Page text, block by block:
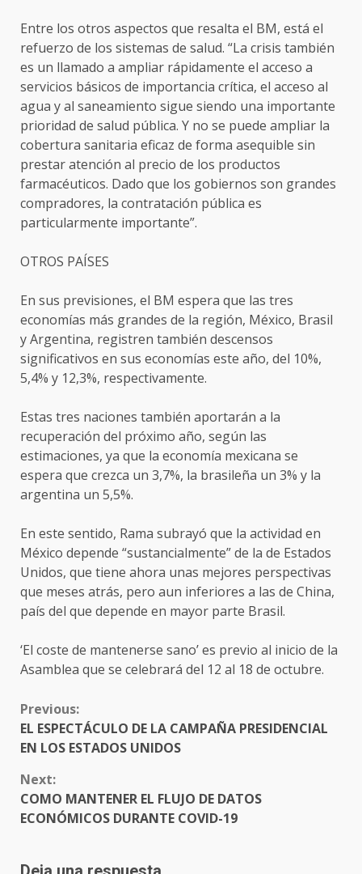
Entre los otros aspectos que resalta el BM, está el
refuerzo de los sistemas de salud. “La crisis también
es un llamado a ampliar rápidamente el acceso a
servicios básicos de importancia crítica, el acceso al
agua y al saneamiento sigue siendo una importante
prioridad de salud pública. Y no se puede ampliar la
cobertura sanitaria eficaz de forma asequible sin
prestar atención al precio de los productos
farmacéuticos. Dado que los gobiernos son grandes
compradores, la contratación pública es
particularmente importante”.
OTROS PAÍSES
En sus previsiones, el BM espera que las tres
economías más grandes de la región, México, Brasil
y Argentina, registren también descensos
significativos en sus economías este año, del 10%,
5,4% y 12,3%, respectivamente.
Estas tres naciones también aportarán a la
recuperación del próximo año, según las
estimaciones, ya que la economía mexicana se
espera que crezca un 3,7%, la brasileña un 3% y la
argentina un 5,5%.
En este sentido, Rama subrayó que la actividad en
México depende “sustancialmente” de la de Estados
Unidos, que tiene ahora unas mejores perspectivas
que meses atrás, pero aun inferiores a las de China,
país del que depende en mayor parte Brasil.
‘El coste de mantenerse sano’ es previo al inicio de la
Asamblea que se celebrará del 12 al 18 de octubre.
CONTINUE
READING
Previous:
EL ESPECTÁCULO DE LA CAMPAÑA PRESIDENCIAL
EN LOS ESTADOS UNIDOS
Next:
COMO MANTENER EL FLUJO DE DATOS
ECONÓMICOS DURANTE COVID-19